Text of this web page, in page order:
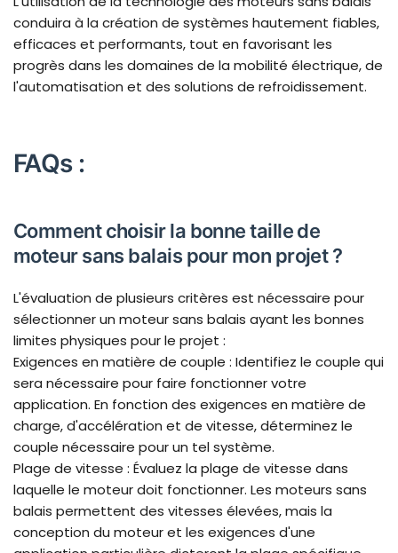
conduira à la création de systèmes hautement fiables,
efficaces et performants, tout en favorisant les
progrès dans les domaines de la mobilité électrique, de
l'automatisation et des solutions de refroidissement.
FAQs :
Comment choisir la bonne taille de
moteur sans balais pour mon projet ?
L'évaluation de plusieurs critères est nécessaire pour
sélectionner un moteur sans balais ayant les bonnes
limites physiques pour le projet :
Exigences en matière de couple : Identifiez le couple qui
sera nécessaire pour faire fonctionner votre
application. En fonction des exigences en matière de
charge, d'accélération et de vitesse, déterminez le
couple nécessaire pour un tel système.
Plage de vitesse : Évaluez la plage de vitesse dans
laquelle le moteur doit fonctionner. Les moteurs sans
balais permettent des vitesses élevées, mais la
conception du moteur et les exigences d'une